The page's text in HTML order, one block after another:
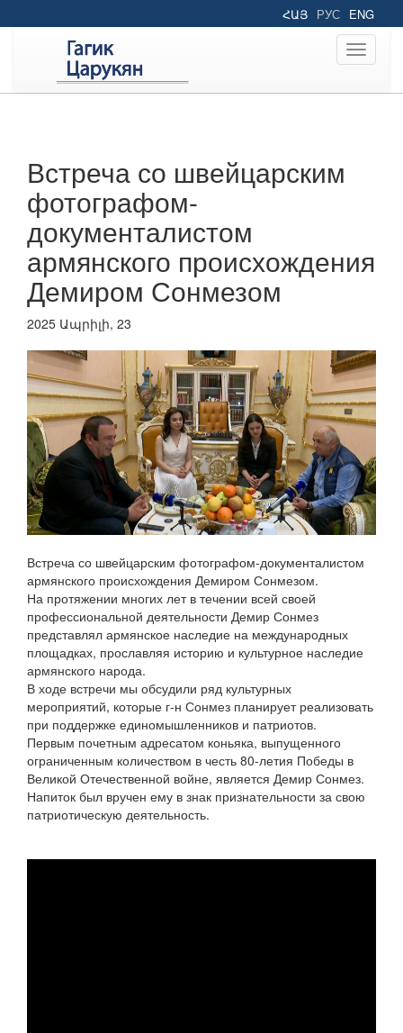
ՀԱՅ РУС ENG
Toggle
Встреча со швейцарским
фотографом-
документалистом
армянского происхождения
Демиром Сонмезом
2025 Ապրիլի, 23
Встреча со швейцарским фотографом-документалистом
армянского происхождения Демиром Сонмезом.
На протяжении многих лет в течении всей своей
профессиональной деятельности Демир Сонмез
представлял армянское наследие на международных
площадках, прославляя историю и культурное наследие
армянского народа.
В ходе встречи мы обсудили ряд культурных
мероприятий, которые г-н Сонмез планирует реализовать
при поддержке единомышленников и патриотов.
Первым почетным адресатом коньяка, выпущенного
ограниченным количеством в честь 80-летия Победы в
Великой Отечественной войне, является Демир Сонмез.
Напиток был вручен ему в знак признательности за свою
патриотическую деятельность.